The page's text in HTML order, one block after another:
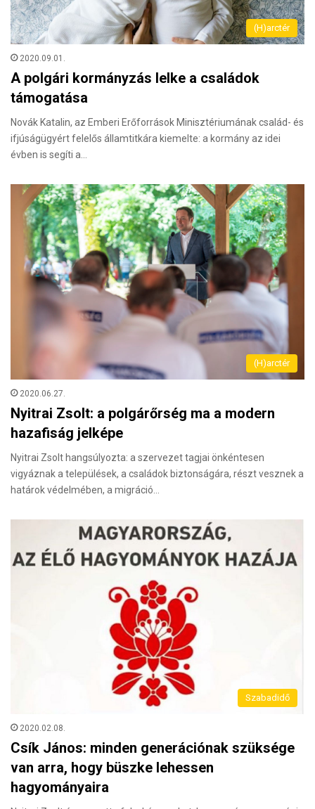
(H)arctér
2020.09.01.
A polgári kormányzás lelke a családok
támogatása
Novák Katalin, az Emberi Erőforrások Minisztériumának család- és
ifjúságügyért felelős államtitkára kiemelte: a kormány az idei
évben is segíti a…
(H)arctér
2020.06.27.
Nyitrai Zsolt: a polgárőrség ma a modern
hazafiság jelképe
Nyitrai Zsolt hangsúlyozta: a szervezet tagjai önkéntesen
vigyáznak a települések, a családok biztonságára, részt vesznek a
határok védelmében, a migráció…
Szabadidő
2020.02.08.
Csík János: minden generációnak szüksége
van arra, hogy büszke lehessen
hagyományaira